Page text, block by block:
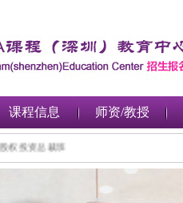
课程信息 师资/教授
募股权投资总裁班